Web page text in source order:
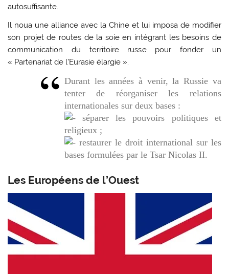
autosuffisante.
Il noua une alliance avec la Chine et lui imposa de modifier
son projet de routes de la soie en intégrant les besoins de
communication du territoire russe pour fonder un
« Partenariat de l’Eurasie élargie ».
Durant les années à venir, la Russie va
tenter de réorganiser les relations
internationales sur deux bases :
séparer les pouvoirs politiques et
religieux ;
restaurer le droit international sur les
bases formulées par le Tsar Nicolas II.
Les Européens de l’Ouest